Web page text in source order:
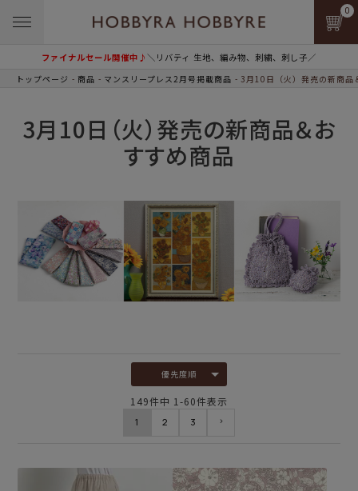
ファイナルセール開催中♪＼リバティ 生地、編み物、刺繍、刺し子／
0
トップページ 商品 マンスリープレス2月号掲載商品 3月10日（火）発売の新商品
3月10日（火）発売の新商品＆お
すすめ商品
優先度順
149件中 1 -60件表示
1 2 3